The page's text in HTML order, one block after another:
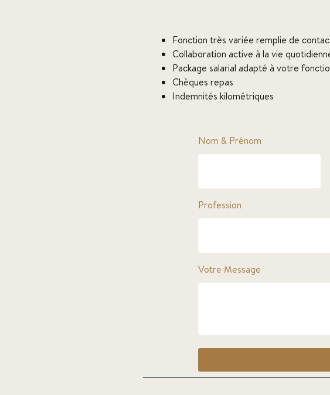
Fonction très variée remplie de
Collaboration active à la vie
Package salarial adapté à votre
Chèques repas
Indemnités kilométriques
Nom & Prénom
Profession
Votre Message